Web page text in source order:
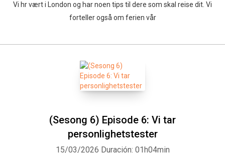
Vi hr vært i London og har noen tips til dere som skal reise dit. Vi
forteller også om ferien vår
(Sesong 6) Episode 6: Vi tar
personlighetstester
15/03/2026 Duración: 01h04min